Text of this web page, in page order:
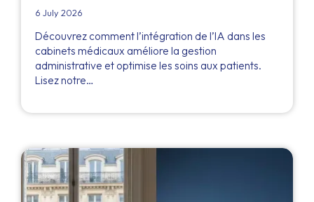
6 July 2026
Découvrez comment l’intégration de l’IA dans les
cabinets médicaux améliore la gestion
administrative et optimise les soins aux patients.
Lisez notre…